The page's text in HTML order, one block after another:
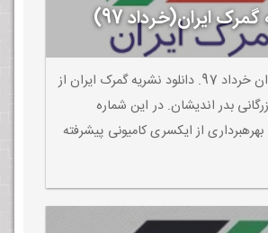
ایران(خرداد 97)
نشریه گمرک ایران خرداد 97. دانلود نشریه گمرک ایران از
بدر اندیشان. در این شماره
از ایکسری کامیونی پیشرفته
و سرخس. همکاری ایران با
توسعه می یابد.